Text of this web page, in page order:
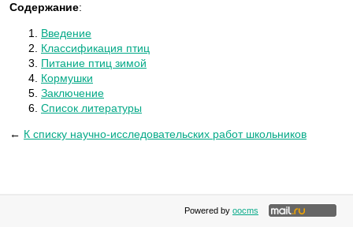
Содержание:
Введение
Классификация птиц
Питание птиц зимой
Кормушки
Заключение
Список литературы
← К списку научно-исследовательских работ школьников
Powered by oocms